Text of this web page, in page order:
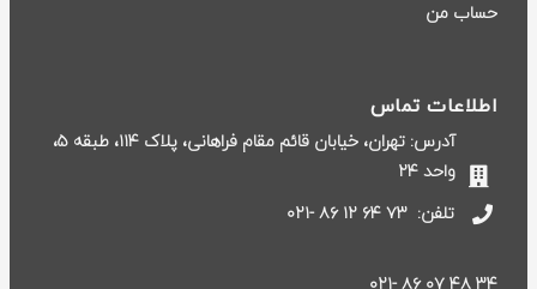
حساب من
اطلاعات تماس
آدرس: تهران، خیابان قائم مقام فراهانی، پلاک ۱۱۴، طبقه ۵،
واحد ۲۴
تلفن:۷۳ ۶۴ ۱۲ ۸۶ -۰۲۱
۳۴ ۴۸ ۰۷ ۸۶ -۰۲۱